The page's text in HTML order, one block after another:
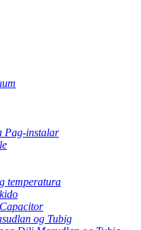
Pag-instalar
temperatura
og Tubig